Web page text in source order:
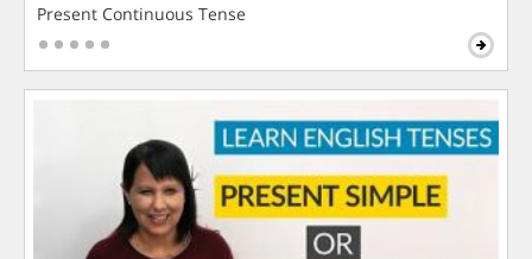
Present Continuous Tense